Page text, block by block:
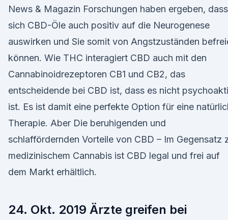
News & Magazin Forschungen haben ergeben, dass
sich CBD-Öle auch positiv auf die Neurogenese
auswirken und Sie somit von Angstzuständen
können. Wie THC interagiert CBD auch mit den
Cannabinoidrezeptoren CB1 und CB2, das
entscheidende bei CBD ist, dass es nicht
ist. Es ist damit eine perfekte Option für eine
Therapie. Aber Die beruhigenden und
schlaffördernden Vorteile von CBD – Im Gegensatz
medizinischem Cannabis ist CBD legal und frei auf
dem Markt erhältlich.
24. Okt. 2019 Ärzte greifen bei